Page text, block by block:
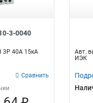
3-0040
3Р 40А 15кА
Сравнить
Авт.
ИЭК